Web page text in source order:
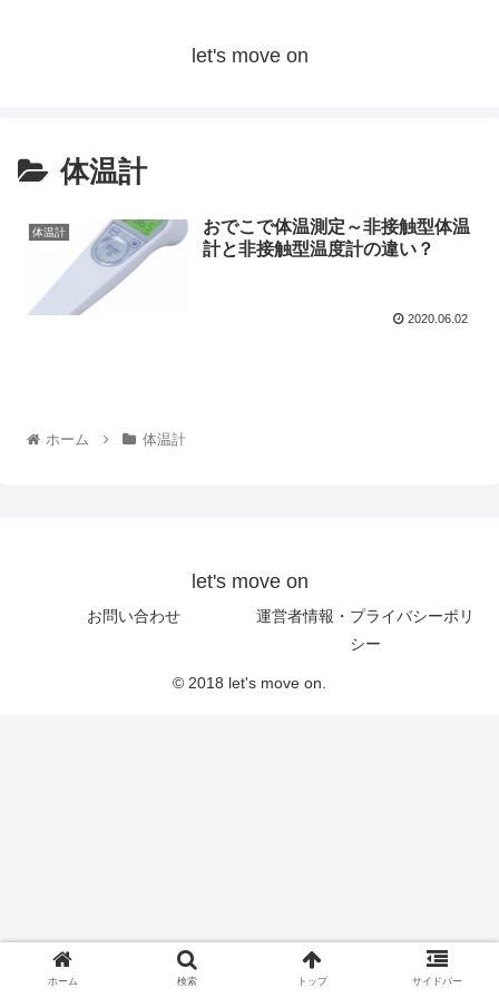
let's move on
体温計
体温計
おでこで体温測定～非接触型体温
計と非接触型温度計の違い？
2020.06.02
ホーム 体温計
let's move on
お問い合わせ
運営者情報・プライバシーポリ
シー
© 2018 let's move on.
ホーム 検索 トップ サイドバー